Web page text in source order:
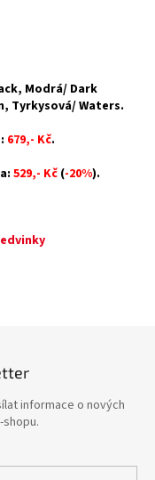
Modrá/ Dark
Tyrkysová/ Waters.
679,- Kč.
529,- Kč (-20%).
informace o nových